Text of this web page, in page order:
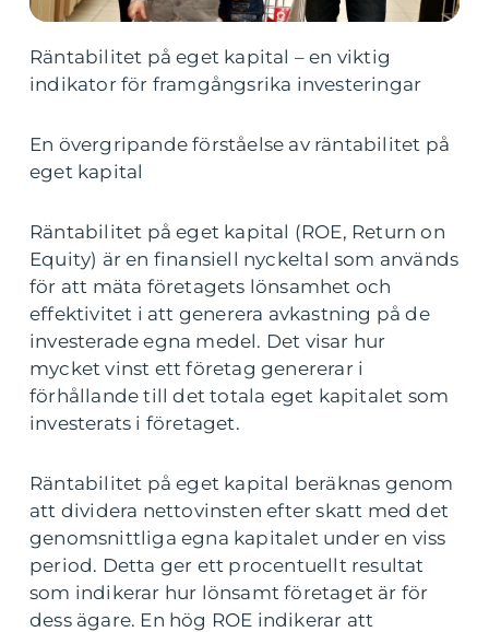
Räntabilitet på eget kapital – en viktig
indikator för framgångsrika investeringar
En övergripande förståelse av räntabilitet på
eget kapital
Räntabilitet på eget kapital (ROE, Return on
Equity) är en finansiell nyckeltal som används
för att mäta företagets lönsamhet och
effektivitet i att generera avkastning på de
investerade egna medel. Det visar hur
mycket vinst ett företag genererar i
förhållande till det totala eget kapitalet som
investerats i företaget.
Räntabilitet på eget kapital beräknas genom
att dividera nettovinsten efter skatt med det
genomsnittliga egna kapitalet under en viss
period. Detta ger ett procentuellt resultat
som indikerar hur lönsamt företaget är för
dess ägare. En hög ROE indikerar att